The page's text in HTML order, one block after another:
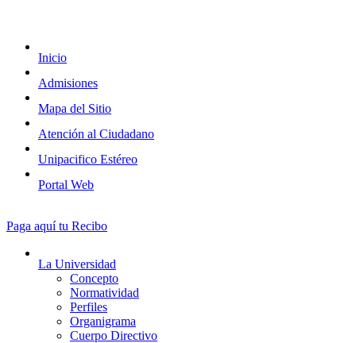
Inicio
Admisiones
Mapa del Sitio
Atención al Ciudadano
Unipacifico Estéreo
Portal Web
Paga aquí tu Recibo
La Universidad
Concepto
Normatividad
Perfiles
Organigrama
Cuerpo Directivo